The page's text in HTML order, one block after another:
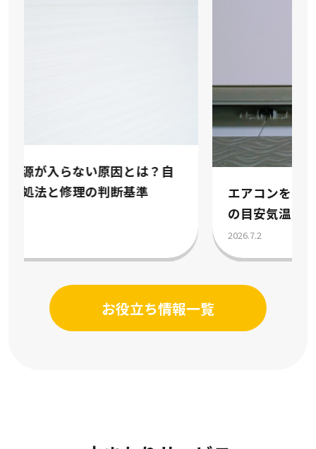
エアコンをつける時期はいつ？冷房暖房
お役立ち情報一覧